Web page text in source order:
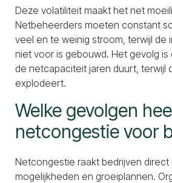
Deze volatiliteit maakt het net
Netbeheerders moeten constant
veel en te weinig stroom, terwijl de
niet voor is gebouwd. Het gevolg is
de netcapaciteit jaren duurt, terwijl
explodeert.
Welke gevolgen
netcongestie voor
Netcongestie raakt bedrijven
mogelijkheden en groeiplannen.